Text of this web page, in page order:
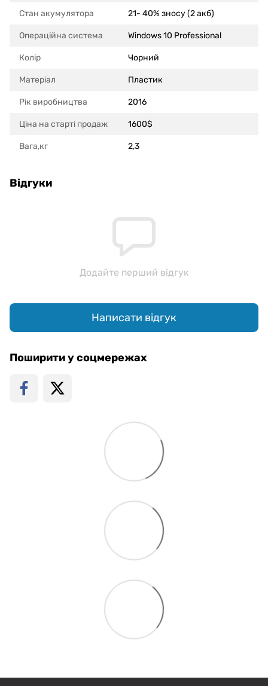
Стан акумулятора 21- 40% зносу (2 акб)
Операційна система Windows 10 Professional
Колір Чорний
Матеріал Пластик
Рік виробництва 2016
Ціна на старті продаж 1600$
Вага,кг 2,3
Відгуки
Додайте перший відгук
Написати відгук
Поширити у соцмережах